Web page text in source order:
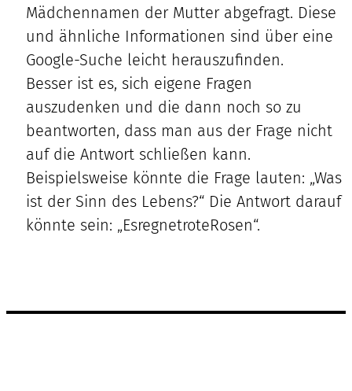
Mädchennamen der Mutter abgefragt. Diese
und ähnliche Informationen sind über eine
Google-Suche leicht herauszufinden.
Besser ist es, sich eigene Fragen
auszudenken und die dann noch so zu
beantworten, dass man aus der Frage nicht
auf die Antwort schließen kann.
Beispielsweise könnte die Frage lauten: „Was
ist der Sinn des Lebens?“ Die Antwort darauf
könnte sein: „EsregnetroteRosen“.